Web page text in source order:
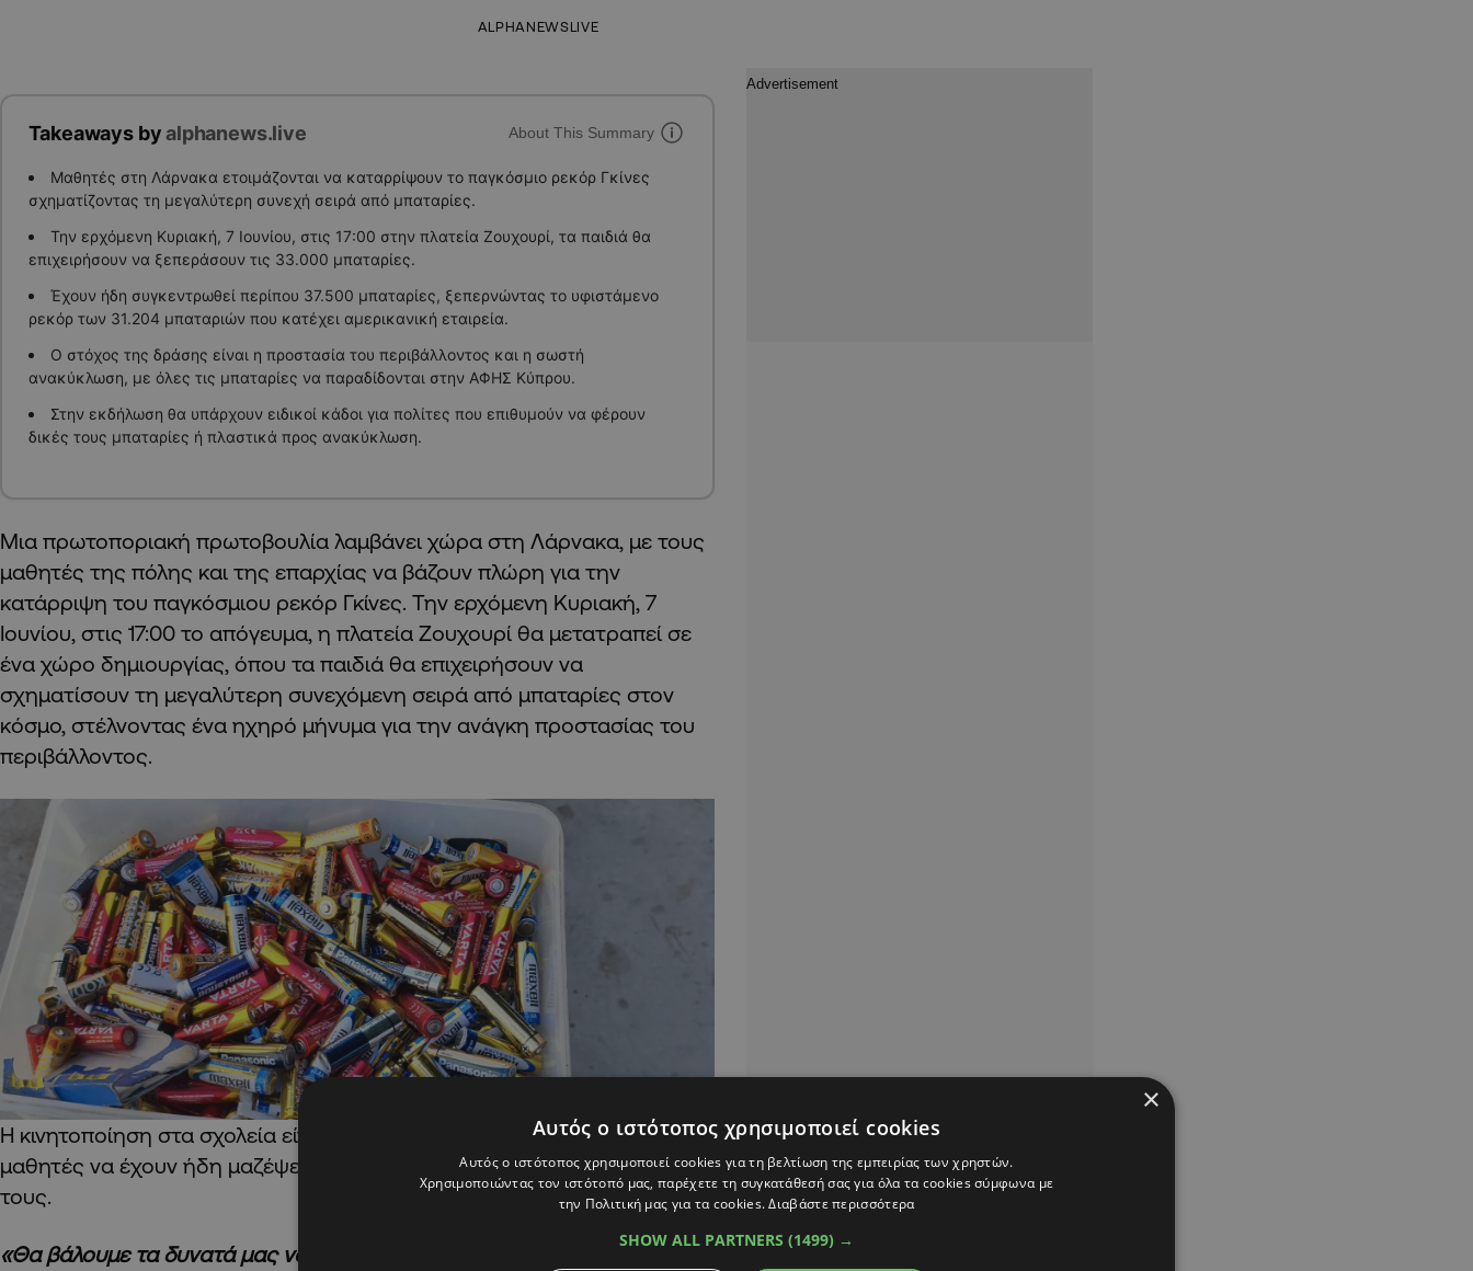
ALPHANEWSLIVE
Takeaways byalphanews.live About This Summary
Μαθητές στη Λάρνακα ετοιμάζονται να καταρρίψουν το παγκόσμιο ρεκόρ Γκίνες
σχηματίζοντας τη μεγαλύτερη συνεχή σειρά από μπαταρίες.
Την ερχόμενη Κυριακή, 7 Ιουνίου, στις 17:00 στην πλατεία Ζουχουρί, τα παιδιά θα
επιχειρήσουν να ξεπεράσουν τις 33.000 μπαταρίες.
Έχουν ήδη συγκεντρωθεί περίπου 37.500 μπαταρίες, ξεπερνώντας το υφιστάμενο
ρεκόρ των 31.204 μπαταριών που κατέχει αμερικανική εταιρεία.
Ο στόχος της δράσης είναι η προστασία του περιβάλλοντος και η σωστή
ανακύκλωση, με όλες τις μπαταρίες να παραδίδονται στην ΑΦΗΣ Κύπρου.
Στην εκδήλωση θα υπάρχουν ειδικοί κάδοι για πολίτες που επιθυμούν να φέρουν
δικές τους μπαταρίες ή πλαστικά προς ανακύκλωση.
Μια πρωτοποριακή πρωτοβουλία λαμβάνει χώρα στη Λάρνακα, με τους
μαθητές της πόλης και της επαρχίας να βάζουν πλώρη για την
κατάρριψη του παγκόσμιου ρεκόρ Γκίνες. Την ερχόμενη Κυριακή, 7
Ιουνίου, στις 17:00 το απόγευμα, η πλατεία Ζουχουρί θα μετατραπεί σε
ένα χώρο δημιουργίας, όπου τα παιδιά θα επιχειρήσουν να
σχηματίσουν τη μεγαλύτερη συνεχόμενη σειρά από μπαταρίες στον
κόσμο, στέλνοντας ένα ηχηρό μήνυμα για την ανάγκη προστασίας του
περιβάλλοντος.
Η κινητοποίηση στα σχολεία είναι συγκλονιστική, με τους μικρούς
μαθητές να έχουν ήδη μαζέψει χιλιάδες μπαταρίες από τις οικογένειές
τους.
«Θα βάλουμε τα δυνατά μας να περάσουμε το ρεκόρ Γκίνες, που είναι 33
×
Αυτός ο ιστότοπος χρησιμοποιεί cookies
Αυτός ο ιστότοπος χρησιμοποιεί cookies για τη βελτίωση της εμπειρίας των χρηστών.
Χρησιμοποιώντας τον ιστότοπό μας, παρέχετε τη συγκατάθεσή σας για όλα τα cookies σύμφωνα με
την Πολιτική μας για τα cookies.Διαβάστε περισσότερα
SHOW ALL PARTNERS (1499) →